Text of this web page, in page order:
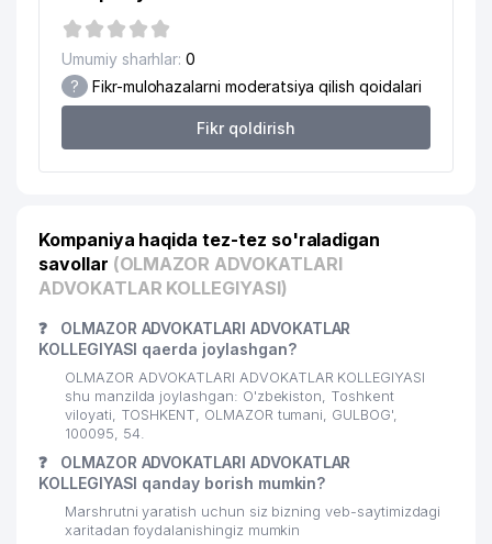
Umumiy sharhlar: 0
? Fikr-mulohazalarni moderatsiya qilish qoidalari
Fikr qoldirish
Kompaniya haqida tez-tez so'raladigan
savollar (OLMAZOR ADVOKATLARI
ADVOKATLAR KOLLEGIYASI)
❓
OLMAZOR ADVOKATLARI ADVOKATLAR
KOLLEGIYASI qaerda joylashgan?
OLMAZOR ADVOKATLARI ADVOKATLAR KOLLEGIYASI
shu manzilda joylashgan: O'zbekiston, Toshkent
viloyati, TOSHKENT, OLMAZOR tumani, GULBOG',
100095, 54.
❓
OLMAZOR ADVOKATLARI ADVOKATLAR
KOLLEGIYASI qanday borish mumkin?
Marshrutni yaratish uchun siz bizning veb-saytimizdagi
xaritadan foydalanishingiz mumkin